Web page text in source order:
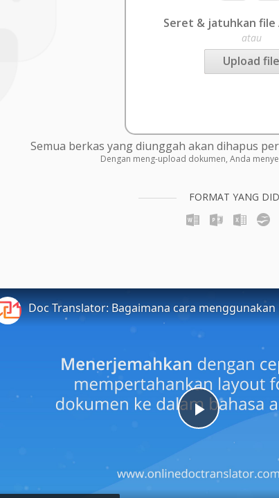
Seret & jatuhkan file
atau
Upload file
Semua berkas yang diunggah akan dihapus
Dengan meng-upload dokumen, Anda
FORMAT YANG
Play
Video